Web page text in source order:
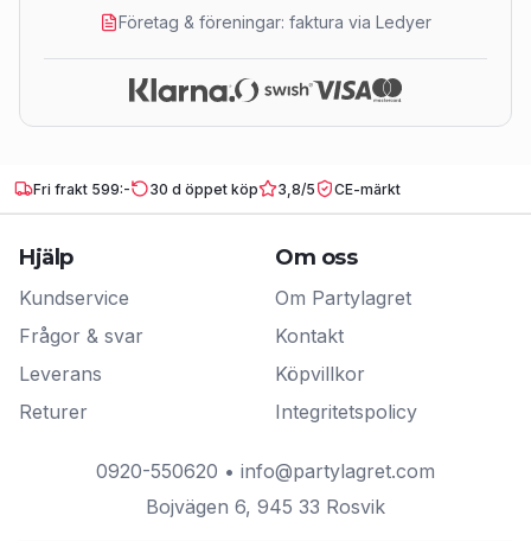
Företag & föreningar: faktura via Ledyer
Fri frakt 599:- 30 d öppet köp 3,8/5 CE-märkt
Hjälp
Kundservice
Frågor & svar
Leverans
Returer
Om oss
Om Partylagret
Kontakt
Köpvillkor
Integritetspolicy
0920-550620 • info@partylagret.com
Bojvägen 6, 945 33 Rosvik